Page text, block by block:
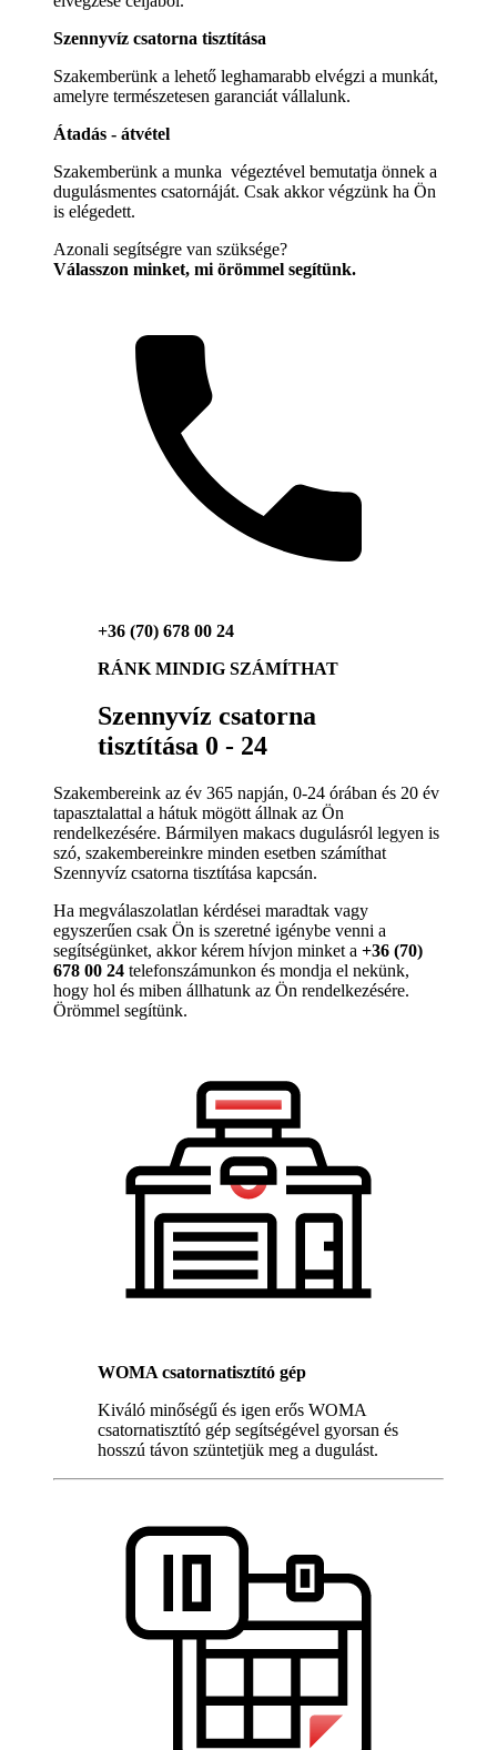
Szennyvíz csatorna tisztítása
Szakemberünk a lehető leghamarabb elvégzi a munkát,
amelyre természetesen garanciát vállalunk.
Átadás - átvétel
Szakemberünk a munka végeztével bemutatja önnek a
dugulásmentes csatornáját. Csak akkor végzünk ha Ön
is elégedett.
Azonali segítségre van szüksége?
Válasszon minket, mi örömmel segítünk.
+36 (70) 678 00 24
RÁNK MINDIG SZÁMÍTHAT
Szennyvíz csatorna
tisztítása 0 - 24
Szakembereink az év 365 napján, 0-24 órában és 20 év
tapasztalattal a hátuk mögött állnak az Ön
rendelkezésére. Bármilyen makacs dugulásról legyen is
szó, szakembereinkre minden esetben számíthat
Szennyvíz csatorna tisztítása kapcsán.
Ha megválaszolatlan kérdései maradtak vagy
egyszerűen csak Ön is szeretné igénybe venni a
segítségünket, akkor kérem hívjon minket a +36 (70)
678 00 24 telefonszámunkon és mondja el nekünk,
hogy hol és miben állhatunk az Ön rendelkezésére.
Örömmel segítünk.
WOMA csatornatisztító gép
Kiváló minőségű és igen erős WOMA
csatornatisztító gép segítségével gyorsan és
hosszú távon szüntetjük meg a dugulást.